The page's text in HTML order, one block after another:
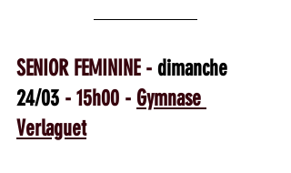
SENIOR FEMININE - dimanche
24/03 - 15h00 - Gymnase
Verlaguet